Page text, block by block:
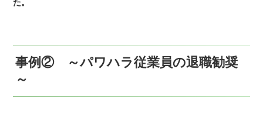
た。
事例② ～パワハラ従業員の退職勧奨
～